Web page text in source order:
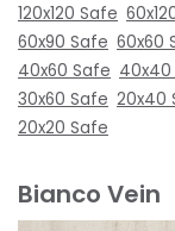
120x120 Safe
60x90 Safe 60x60
40x60 Safe 40x40
30x60 Safe 20x40
20x20 Safe
Bianco Vein